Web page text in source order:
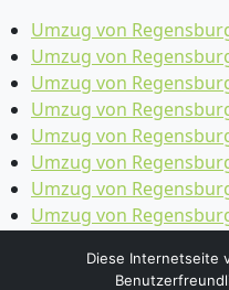
Umzug von
Umzug von
Umzug von
Umzug von
Umzug von
Umzug von
Umzug von
Umzug von
Umzug vonDiese Internetseite